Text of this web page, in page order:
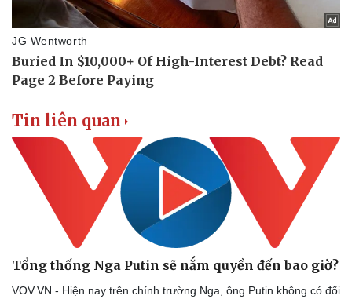
Văn hóa
Sân khấu - Điện ảnh
Văn học
Giải trí
Thời trang
Sao Việt
Tin liên quan
Tổng thống Nga Putin sẽ nắm quyền đến bao giờ?
VOV.VN - Hiện nay trên chính trường Nga, ông Putin không có đối